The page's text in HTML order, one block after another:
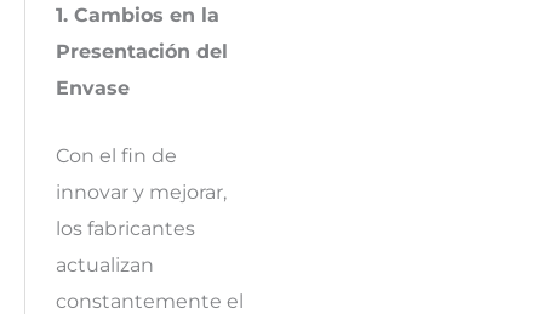
1. Cambios en la
Presentación del
Envase
Con el fin de
innovar y mejorar,
los fabricantes
actualizan
constantemente el